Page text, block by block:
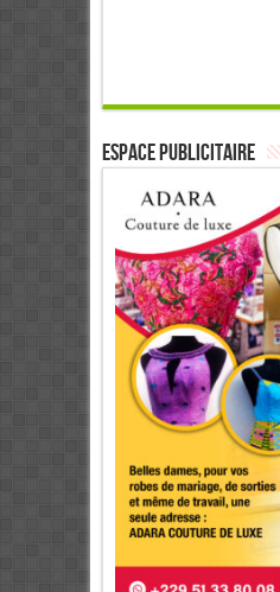
ESPACE PUBLICITAIRE